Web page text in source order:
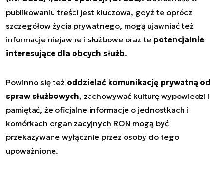
publikowaniu treści jest kluczowa, gdyż te oprócz
szczegółow życia prywatnego, mogą ujawniać też
informacje niejawne i służbowe oraz te potencjalnie
interesujące dla obcych służb.
Powinno się też oddzielać komunikację prywatną od
spraw służbowych, zachowywać kulturę wypowiedzi i
pamiętać, że oficjalne informacje o jednostkach i
komórkach organizacyjnych RON mogą być
przekazywane wyłącznie przez osoby do tego
upoważnione.